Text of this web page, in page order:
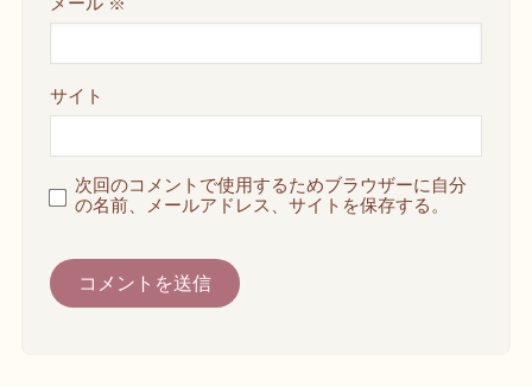
メール ※
サイト
次回のコメントで使用するためブラウザーに自分
の名前、メールアドレス、サイトを保存する。